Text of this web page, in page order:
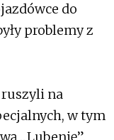
do
problemy z
ruszyli na
w tym